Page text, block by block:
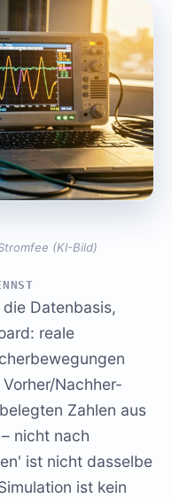
(KI-Bild)
Datenbasis,
reale
Nachher-
Zahlen aus
nicht nach
ist nicht dasselbe
ist kein